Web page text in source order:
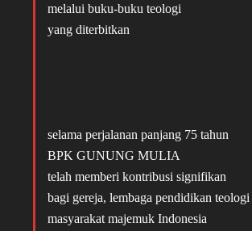
melalui buku-buku teologi
yang diterbitkan
selama perjalanan panjang 75 tahun
BPK GUNUNG MULIA
telah memberi kontribusi signifikan
bagi gereja, lembaga pendidikan teologi
masyarakat majemuk Indonesia